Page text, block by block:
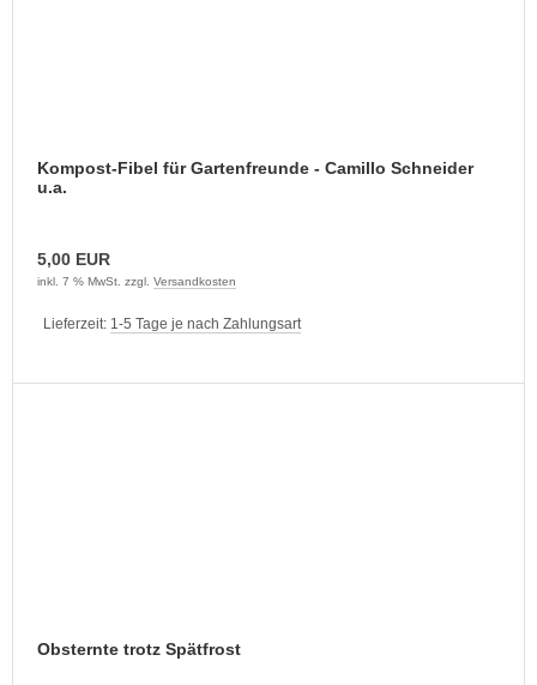
Kompost-Fibel für Gartenfreunde - Camillo Schneider
u.a.
5,00 EUR
inkl. 7 % MwSt. zzgl. Versandkosten
Lieferzeit: 1-5 Tage je nach Zahlungsart
Obsternte trotz Spätfrost